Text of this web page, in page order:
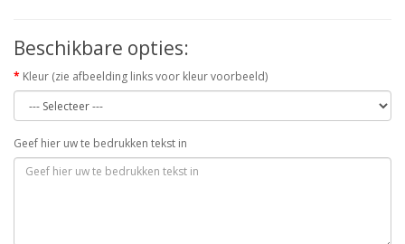
Beschikbare opties:
Kleur (zie afbeelding links voor kleur voorbeeld)
Geef hier uw te bedrukken tekst in